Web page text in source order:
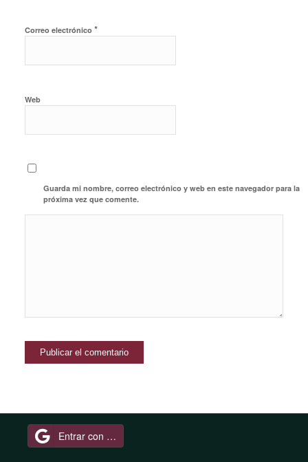
Correo electrónico *
Web
Guarda mi nombre, correo electrónico y web en este navegador para la
próxima vez que comente.
Entrar con Google